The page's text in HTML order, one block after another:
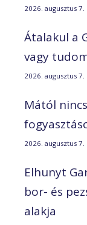
2026. augusztus 7.
Átalakul a
vagy
2026. augusztus 7.
Mától
2026. augusztus 7.
Elhunyt
bor- és
alakja